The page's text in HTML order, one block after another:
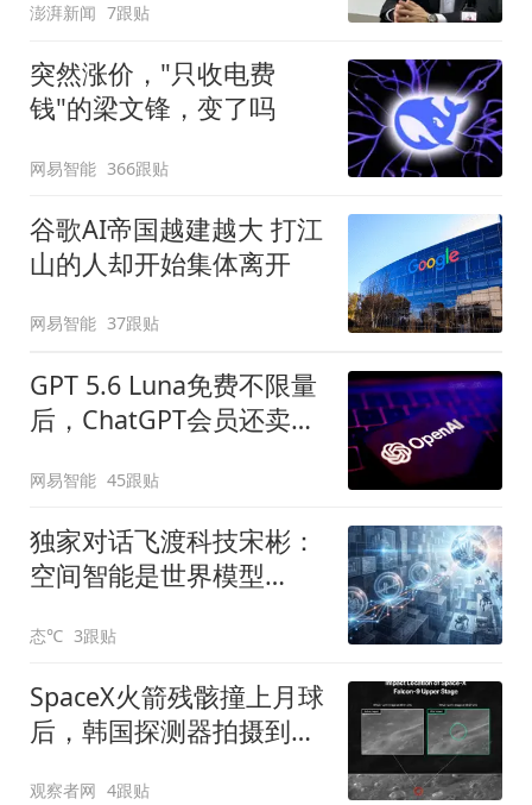
澎湃新闻 7跟贴
突然涨价，"只收电费
钱"的梁文锋，变了吗
网易智能 366跟贴
谷歌AI帝国越建越大 打江
山的人却开始集体离开
网易智能 37跟贴
GPT 5.6 Luna免费不限量
后，ChatGPT会员还卖什
网易智能 45跟贴
独家对话飞渡科技宋彬：
空间智能是世界模型
态℃ 3跟贴
SpaceX火箭残骸撞上月球
后，韩国探测器拍摄到撞
观察者网 4跟贴